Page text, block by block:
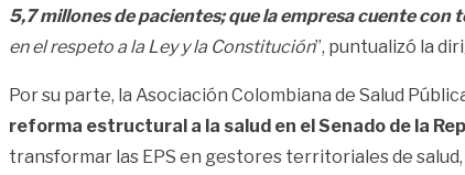
5,7 millones de pacientes; que la empresa cuente con
en el respeto a la Ley y la Constitución”, puntualizó la
Por su parte, la Asociación Colombiana de Salud
reforma estructural a la salud en el Senado de la
transformar las EPS en gestores territoriales de